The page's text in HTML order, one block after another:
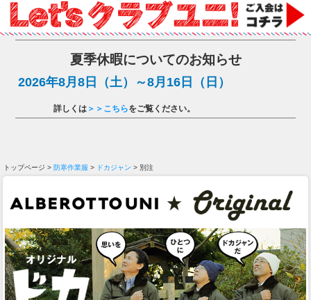
ワ
ー
ド
夏季休暇についてのお知らせ
2026年8月8日（土）～8月16日（日）
詳しくは ＞＞こちらをご覧ください。
トップページ > 防寒作業服 > ドカジャン > 別注